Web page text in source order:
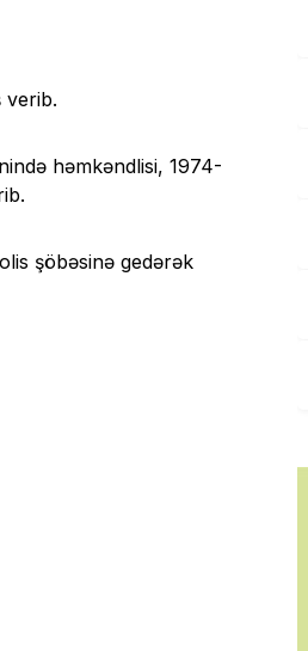
verib.
həmkəndlisi, 1974-
şöbəsinə gedərək